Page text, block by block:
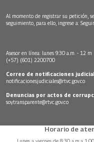
Al momento de registrar su petición,
seguimiento, para ello, ingrese a:
Asesor en línea: lunes 9:30 a.m. - 12 m
(+57) (601) 2200700
Correo de notificaciones
notificacionesjudiciales@rtvc.gov.co
Denuncias por actos de
soytransparente@rtvc.gov.co
Horario de